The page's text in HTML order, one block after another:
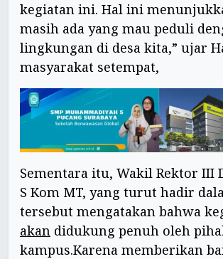
kegiatan ini. Hal ini
masih ada yang mau peduli
lingkungan di desa kita,” ujar
masyarakat setempat,
Sementara itu, Wakil Rektor III
S Kom MT, yang turut hadir
tersebut mengatakan bahwa
akan didukung penuh oleh
kampus.Karena memberikan